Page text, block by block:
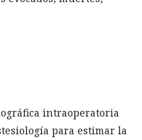
intraoperatoria
para estimar la